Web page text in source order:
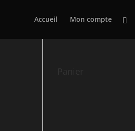
Accueil Mon compte